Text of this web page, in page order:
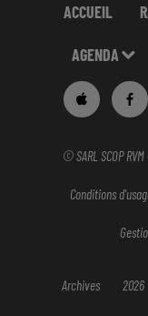
ACCUEIL
AGENDA
© SARL SCOP
Conditions
Archives 2026